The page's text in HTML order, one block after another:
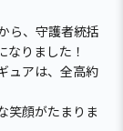
ら、守護者統括
なりました！
ュアは、全高約
笑顔がたまりま